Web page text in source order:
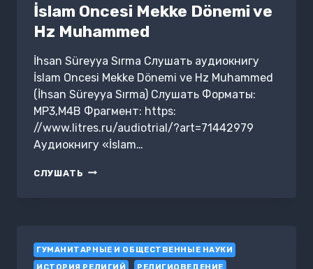
İslam Oncesi Mekke Dönemi ve
Hz Muhammed
İhsan Süreyya Sırma Слушать аудиокнигу
İslam Oncesi Mekke Dönemi ve Hz Muhammed
(İhsan Süreyya Sırma) Слушать Форматы:
MP3,M4B Фрагмент: https:
//www.litres.ru/audiotrial/?art=71442979
Аудиокнигу «İslam…
СЛУШАТЬ İSLAM
MUHAMMED
ГУМАНИТАРНЫЕ И ОБЩЕСТВЕННЫЕ НАУКИ
ИСТОРИЯ РЕЛИГИЙ
РЕЛИГИОВЕДЕНИЕ